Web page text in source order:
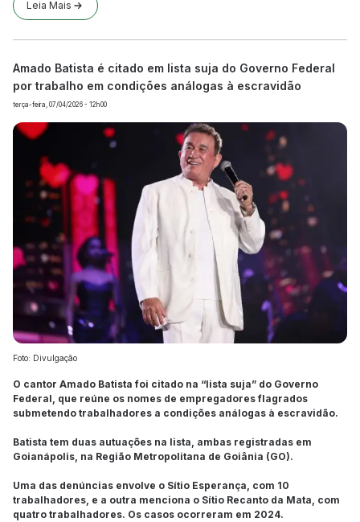
Leia Mais
Amado Batista é citado em lista suja do Governo Federal
por trabalho em condições análogas à escravidão
terça-feira, 07/04/2026 - 12h00
Foto: Divulgação
O cantor Amado Batista foi citado na “lista suja” do Governo
Federal, que reúne os nomes de empregadores flagrados
submetendo trabalhadores a condições análogas à escravidão.
Batista tem duas autuações na lista, ambas registradas em
Goianápolis, na Região Metropolitana de Goiânia (GO).
Uma das denúncias envolve o Sítio Esperança, com 10
trabalhadores, e a outra menciona o Sítio Recanto da Mata, com
quatro trabalhadores. Os casos ocorreram em 2024.